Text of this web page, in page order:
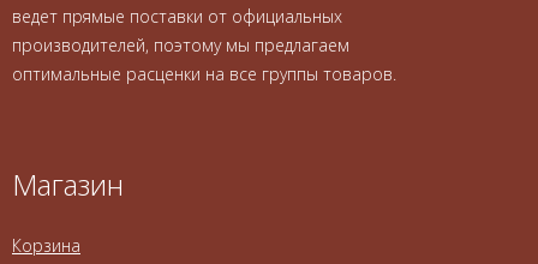
ведет прямые поставки от официальных
производителей, поэтому мы предлагаем
оптимальные расценки на все группы товаров.
Магазин
Корзина